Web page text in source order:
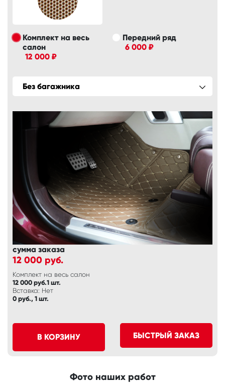
Комплект на весь
салон
12 000 ₽
Передний ряд
6 000 ₽
Без багажника
сумма заказа
12 000 руб.
Комплект на весь салон
12 000 руб.1 шт.
Вставка: Нет
0 руб., 1 шт.
В КОРЗИНУ БЫСТРЫЙ ЗАКАЗ
Фото наших работ